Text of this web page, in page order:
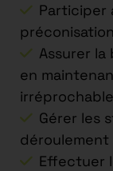
Participer
Assurer
en
Gérer les
déroulement
Effectuer